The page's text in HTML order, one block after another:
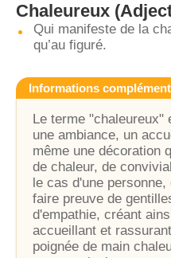
Chaleureux
Qui manifeste de la
qu’au figuré.
Informations
Le terme "chaleureux"
une ambiance, un
même une décoration
de chaleur, de
le cas d'une
faire preuve de
d'empathie, créant
accueillant et
poignée de main